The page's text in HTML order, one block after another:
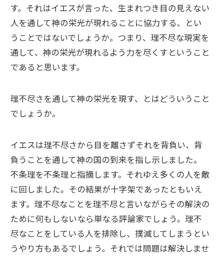
す。それはイエスが言った、生まれつき目の見えない
人を通して神の栄光が現れることに協力する、とい
うことではないでしょうか。つまり、理不尽な現実を
通して、神の栄光が現れるよう力を尽くすということ
であると思います。
理不尽さを通して神の栄光を現す、とはどういうこと
でしょうか。
イエスは理不尽さから目を離さずそれを背負い、背
負うことを通して神の国の到来を指し示しました。
不条理を不条理と指摘します。それゆえ多くの人を敵
に回しました。その結果が十字架であったともいえ
ます。理不尽なことを理不尽と言いながらその解決の
ために何もしないなら単なる評論家でしょう。理不
尽なことをしている人を排除し、撲滅してしまうとい
うやり方もあるでしょう。それでは問題は解決しませ